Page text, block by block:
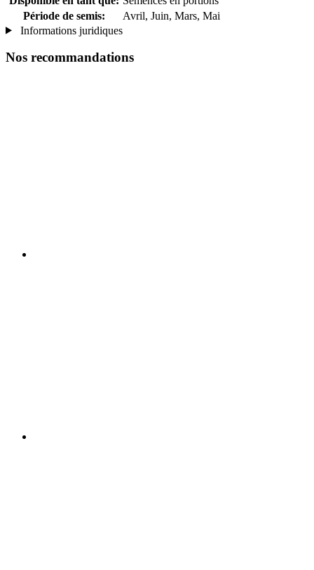
Période de semis:
Avril, Juin, Mars, Mai
Informations juridiques
Nos recommandations